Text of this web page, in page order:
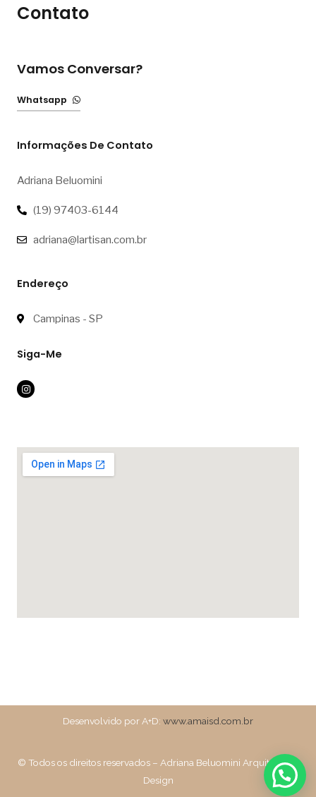
Contato
Vamos Conversar?
Whatsapp
Informações De Contato
Adriana Beluomini
(19) 97403-6144
adriana@lartisan.com.br
Endereço
Campinas - SP
Siga-Me
Desenvolvido por A+D: www.amaisd.com.br
© Todos os direitos reservados – Adriana Beluomini Arquitetura e
Design